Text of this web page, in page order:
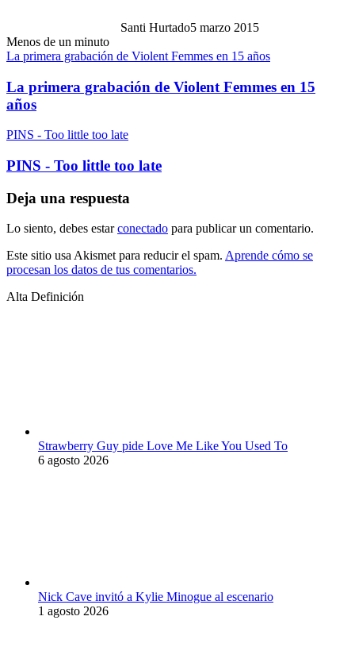
Santi Hurtado5 marzo 2015
Menos de un minuto
La primera grabación de Violent Femmes en 15 años
La primera grabación de Violent Femmes en 15
años
PINS - Too little too late
PINS - Too little too late
Deja una respuesta
Lo siento, debes estarconectado para publicar un comentario.
Este sitio usa Akismet para reducir el spam. Aprende cómo se
procesan los datos de tus comentarios.
Alta Definición
Strawberry Guy pide Love Me Like You Used To
6 agosto 2026
Nick Cave invitó a Kylie Minogue al escenario
1 agosto 2026